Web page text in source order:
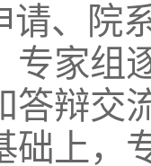
请、院
专家组
答辩交
础上，